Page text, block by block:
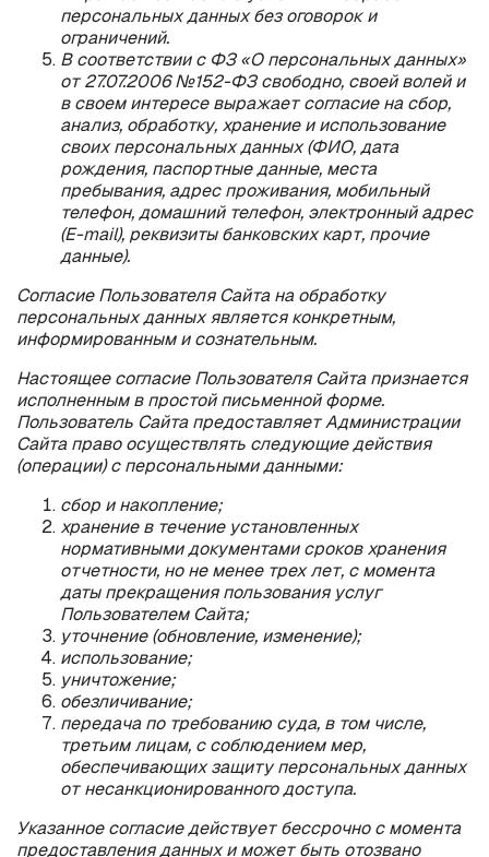
персональных данных без оговорок и
ограничений.
В соответствии с ФЗ «О персональных данных»
от 27.07.2006 №152-ФЗ свободно, своей волей и
в своем интересе выражает согласие на сбор,
анализ, обработку, хранение и использование
своих персональных данных (ФИО, дата
рождения, паспортные данные, места
пребывания, адрес проживания, мобильный
телефон, домашний телефон, электронный адрес
(E-mail), реквизиты банковских карт, прочие
данные).
Согласие Пользователя Сайта на обработку
персональных данных является конкретным,
информированным и сознательным.
Настоящее согласие Пользователя Сайта признается
исполненным в простой письменной форме.
Пользователь Сайта предоставляет Администрации
Сайта право осуществлять следующие действия
(операции) с персональными данными:
сбор и накопление;
хранение в течение установленных
нормативными документами сроков хранения
отчетности, но не менее трех лет, с момента
даты прекращения пользования услуг
Пользователем Сайта;
уточнение (обновление, изменение);
использование;
уничтожение;
обезличивание;
передача по требованию суда, в том числе,
третьим лицам, с соблюдением мер,
обеспечивающих защиту персональных данных
от несанкционированного доступа.
Указанное согласие действует бессрочно с момента
предоставления данных и может быть отозвано